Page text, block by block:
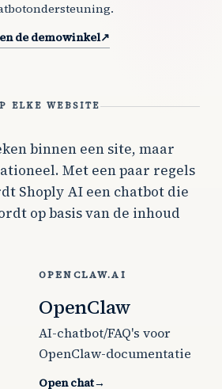
de demowinkel↗
ELKE WEBSITE
binnen een site, maar
Met een paar regels
Shoply AI een chatbot die
op basis van de inhoud
OPENCLAW.AI
OpenClaw
AI-chatbot/FAQ's voor
OpenClaw-documentatie
Open chat→